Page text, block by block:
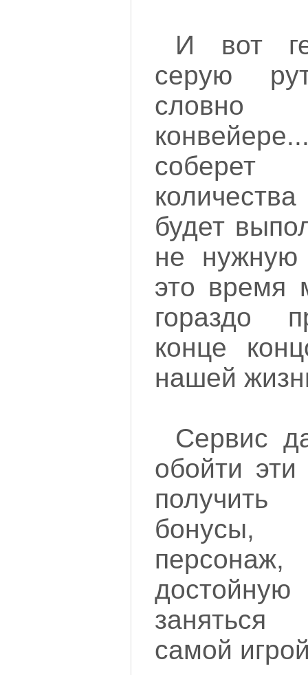
И вот
серую
словно
соберет
будет
не
это время
гораздо
конце
нашей
Сервис
обойти
самой